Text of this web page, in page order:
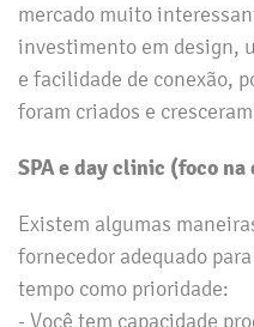
mercado muito
investimento em design,
e facilidade de conexão,
foram criados e
SPA e day clinic (foco
Existem algumas
fornecedor adequado
tempo como prioridade:
- Você tem capacidade